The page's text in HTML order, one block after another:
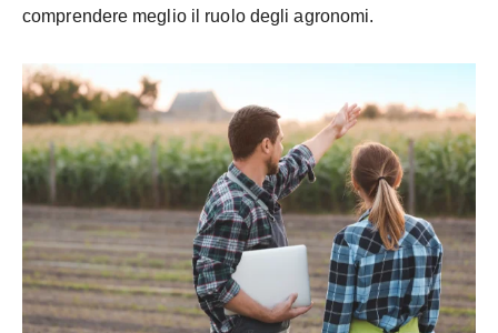
comprendere meglio il ruolo degli agronomi.